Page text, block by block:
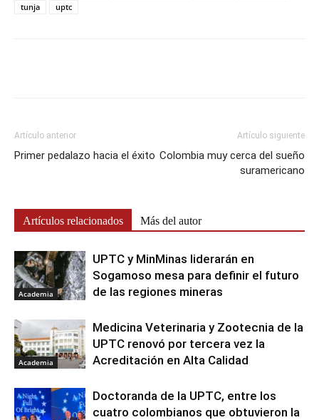
tunja
uptc
Artículo anterior
Primer pedalazo hacia el éxito
Artículo siguiente
Colombia muy cerca del sueño
suramericano
Artículos relacionados Más del autor
Academia
UPTC y MinMinas liderarán en
Sogamoso mesa para definir el futuro
de las regiones mineras
Academia
Medicina Veterinaria y Zootecnia de la
UPTC renovó por tercera vez la
Acreditación en Alta Calidad
Doctoranda de la UPTC, entre los
cuatro colombianos que obtuvieron la